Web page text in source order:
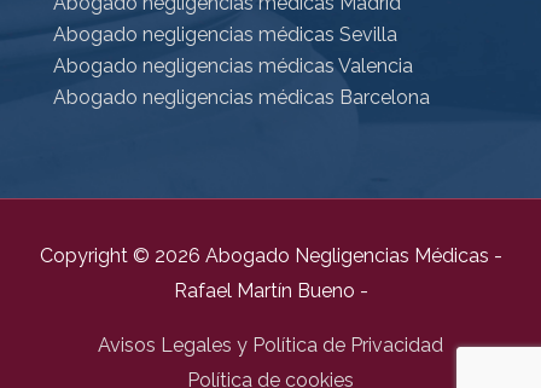
Abogado negligencias médicas Sevilla
Abogado negligencias médicas Valencia
Abogado negligencias médicas Barcelona
Copyright © 2026 Abogado Negligencias Médicas -
Rafael Martín Bueno -
Avisos Legales y Política de Privacidad
Política de cookies